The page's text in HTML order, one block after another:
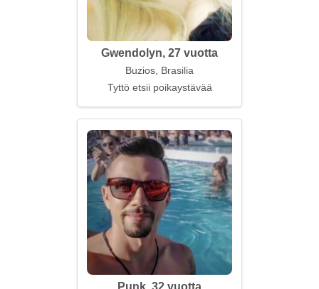
Gwendolyn, 27 vuotta
Buzios, Brasilia
Tyttö etsii poikaystävää
Punk, 32 vuotta